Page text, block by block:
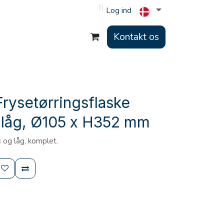
Log ind
Kontakt os
Ø105 x H352 mm
og låg, komplet.